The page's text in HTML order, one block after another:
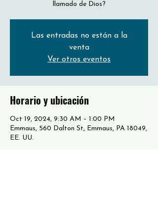
llamado de Dios?
Las entradas no están a la
venta
Ver otros eventos
Horario y ubicación
Oct 19, 2024, 9:30 AM – 1:00 PM
Emmaus, 560 Dalton St, Emmaus, PA 18049,
EE. UU.